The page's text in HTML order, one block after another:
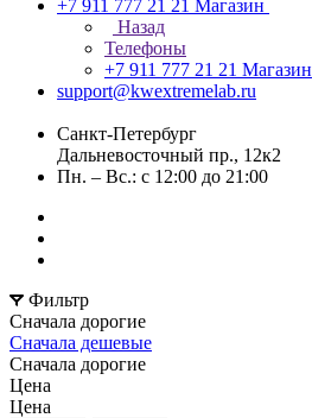
+7 911 777 21 21 Магазин
Назад
Телефоны
+7 911 777 21 21 Магазин
support@kwextremelab.ru
Санкт-Петербург
Дальневосточный пр., 12к2
Пн. – Вс.: с 12:00 до 21:00
Фильтр
Сначала дорогие
Сначала дешевые
Сначала дорогие
Цена
Цена